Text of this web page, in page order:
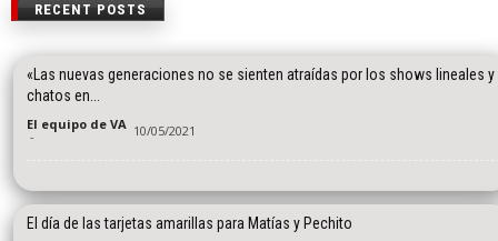
RECENT POSTS
«Las nuevas generaciones no se sienten atraídas por los shows lineales y
chatos en...
El equipo de VA
- 10/05/2021
El día de las tarjetas amarillas para Matías y Pechito